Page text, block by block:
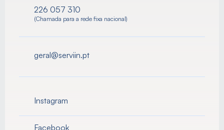
226 057 310
(Chamada para a rede fixa nacional)
geral@serviin.pt
Instagram
Facebook